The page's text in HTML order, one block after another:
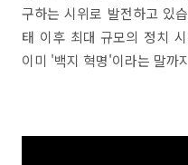
구하는 시위로 발전하고 있
태 이후 최대 규모의 정치
이미 '백지 혁명'이라는 말까